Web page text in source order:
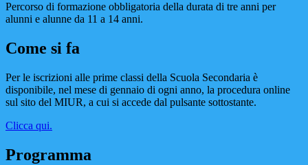
Percorso di formazione obbligatoria della durata di tre anni per
alunni e alunne da 11 a 14 anni.
Come si fa
Per le iscrizioni alle prime classi della Scuola Secondaria è
disponibile, nel mese di gennaio di ogni anno, la procedura online
sul sito del MIUR, a cui si accede dal pulsante sottostante.
Clicca qui.
Programma